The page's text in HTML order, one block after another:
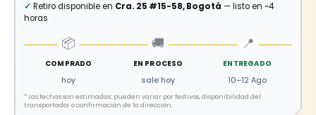
✓ Retiro disponible en Cra. 25 #15-58, Bogotá — listo en ~4
horas
📦
COMPRADO
hoy
🚚
EN PROCESO
sale hoy
📍
ENTREGADO
10–12 Ago
* Las fechas son estimadas: pueden variar por festivos, disponibilidad del
transportador o confirmación de la dirección.